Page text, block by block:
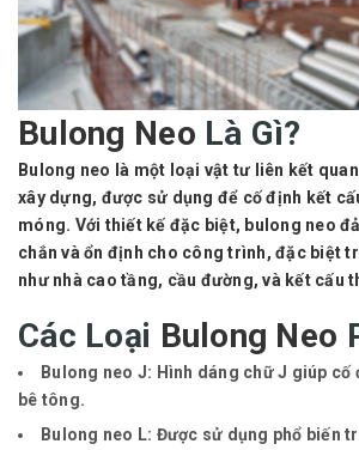
Bulong Neo Là Gì?
Bulong neo là một loại vật tư liên kết
xây dựng, được sử dụng để cố định kết
móng. Với thiết kế đặc biệt, bulong neo
chắn và ổn định cho công trình, đặc biệt
như nhà cao tầng, cầu đường, và kết cấu
Các Loại Bulong Neo
Bulong neo J: Hình dáng chữ J giúp cố
bê tông.
Bulong neo L: Được sử dụng phổ biến